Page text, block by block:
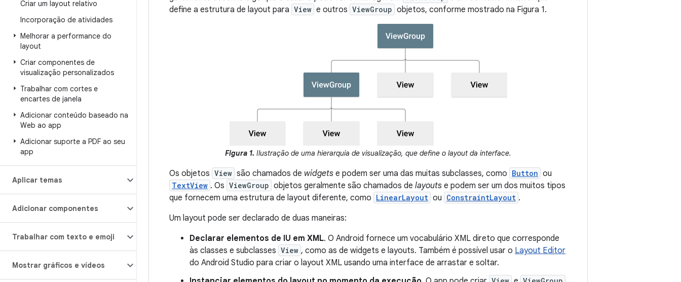
Criar um layout relativo
Incorporação de atividades
Melhorar a performance do
layout
Criar componentes de
visualização personalizados
Trabalhar com cortes e
encartes de janela
Adicionar conteúdo baseado na
Web ao app
Adicionar suporte a PDF ao seu
app
Aplicar temas
Adicionar componentes
Trabalhar com texto e emoji
Mostrar gráficos e vídeos
define a estrutura de layout para View e outros ViewGroup objetos, conforme mostrado na Figura 1.
Figura 1. Ilustração de uma hierarquia de visualização, que define o layout da interface.
Os objetos View são chamados de widgets e podem ser uma das muitas subclasses, como Button ou
TextView . Os ViewGroup objetos geralmente são chamados de layouts e podem ser um dos muitos tipos
que fornecem uma estrutura de layout diferente, como LinearLayout ou ConstraintLayout .
Um layout pode ser declarado de duas maneiras:
Declarar elementos de IU em XML. O Android fornece um vocabulário XML direto que corresponde
às classes e subclasses View , como as de widgets e layouts. Também é possível usar o Layout Editor
do Android Studio para criar o layout XML usando uma interface de arrastar e soltar.